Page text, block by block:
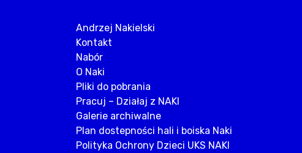
Andrzej Nakielski
Kontakt
Nabór
O Naki
Pliki do pobrania
Pracuj – Działaj z NAKI
Galerie archiwalne
Plan dostepności hali i boiska Naki
Polityka Ochrony Dzieci UKS NAKI